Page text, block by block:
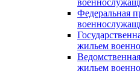
Федеральная
жильем
жильем